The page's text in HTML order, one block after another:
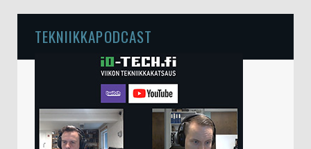
TEKNIIKKAPODCAST